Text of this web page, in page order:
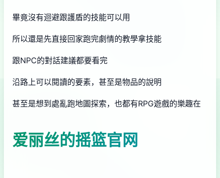
畢竟沒有迴避跟護盾的技能可以用
所以還是先直接回家跑完劇情的教學拿技能
跟NPC的對話建議都要看完
沿路上可以閱讀的要素，甚至是物品的說明
甚至是想到處亂跑地圖探索，也都有RPG遊戲的樂趣在
爱丽丝的摇篮官网